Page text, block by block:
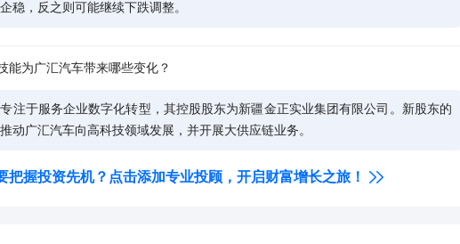
稳，反之则可能继续下跌调整。
能为广汇汽车带来哪些变化？
注于服务企业数字化转型，其控股股东为新疆金正实业集团有限公司。新股东的
动广汇汽车向高科技领域发展，并开展大供应链业务。
把握投资先机？点击添加专业投顾，开启财富增长之旅！